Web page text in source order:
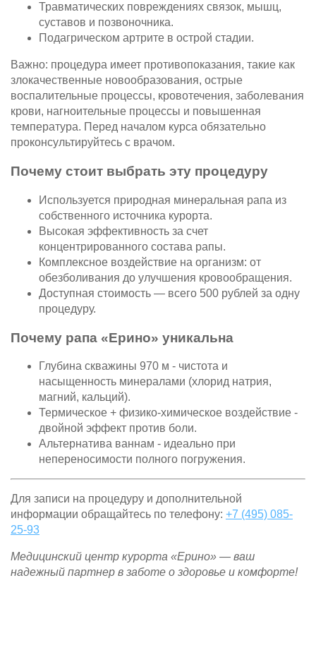
Травматических повреждениях связок, мышц,
суставов и позвоночника.
Подагрическом артрите в острой стадии.
Важно: процедура имеет противопоказания, такие как
злокачественные новообразования, острые
воспалительные процессы, кровотечения, заболевания
крови, нагноительные процессы и повышенная
температура. Перед началом курса обязательно
проконсультируйтесь с врачом.
Почему стоит выбрать эту процедуру
Используется природная минеральная рапа из
собственного источника курорта.
Высокая эффективность за счет
концентрированного состава рапы.
Комплексное воздействие на организм: от
обезболивания до улучшения кровообращения.
Доступная стоимость — всего 500 рублей за одну
процедуру.
Почему рапа «Ерино» уникальна
Глубина скважины 970 м - чистота и
насыщенность минералами (хлорид натрия,
магний, кальций).
Термическое + физико-химическое воздействие -
двойной эффект против боли.
Альтернатива ваннам - идеально при
непереносимости полного погружения.
Для записи на процедуру и дополнительной
информации обращайтесь по телефону: +7 (495) 085-
25-93
Медицинский центр курорта «Ерино» — ваш
надежный партнер в заботе о здоровье и комфорте!